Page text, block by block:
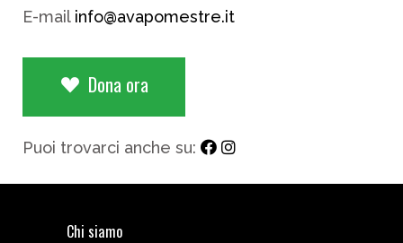
E-mail info@avapomestre.it
Dona ora
Puoi trovarci anche su:
Chi siamo